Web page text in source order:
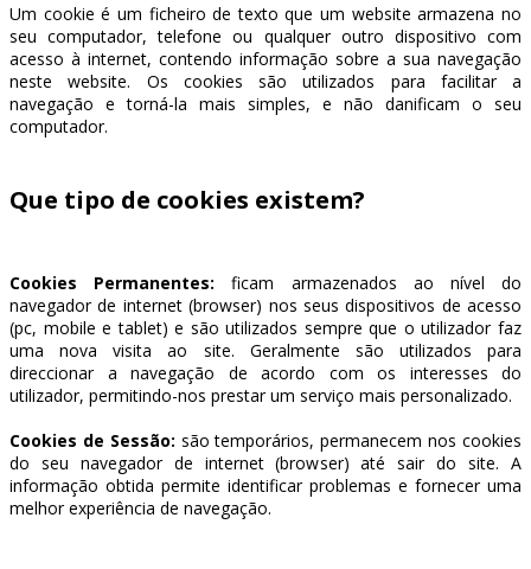
Um cookie é um ficheiro de texto que um website armazena no
seu computador, telefone ou qualquer outro dispositivo com
acesso à internet, contendo informação sobre a sua navegação
neste website. Os cookies são utilizados para facilitar a
navegação e torná-la mais simples, e não danificam o seu
computador.
Que tipo de cookies existem?
Cookies Permanentes: ficam armazenados ao nível do
navegador de internet (browser) nos seus dispositivos de acesso
(pc, mobile e tablet) e são utilizados sempre que o utilizador faz
uma nova visita ao site. Geralmente são utilizados para
direccionar a navegação de acordo com os interesses do
utilizador, permitindo-nos prestar um serviço mais personalizado.
Cookies de Sessão: são temporários, permanecem nos cookies
do seu navegador de internet (browser) até sair do site. A
informação obtida permite identificar problemas e fornecer uma
melhor experiência de navegação.